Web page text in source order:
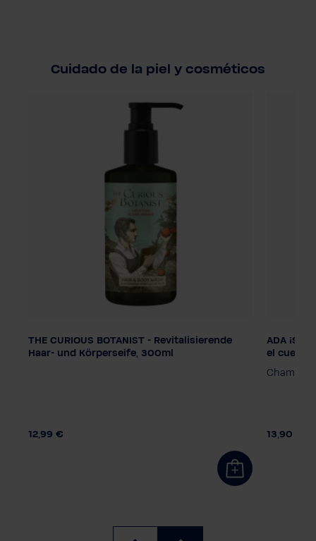
Cuidado de la piel y cosméticos
Dosificación
Bomba dispensadora
THE CURIOUS BOTANIST - Revitalisierende
Haar- und Körperseife, 300ml
12,99 €
Bomba
ADA ¡Sé diferente! - Champú para el cabello y
el cuerpo
Champú
13,90 €